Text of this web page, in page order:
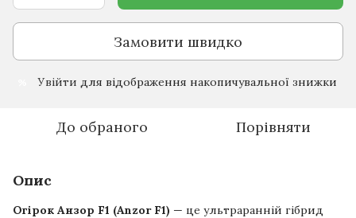
Замовити швидко
Увійти для відображення накопичувальної знижки
До обраного Порівняти
Опис
Огірок Анзор F1 (Anzor F1) — це ультраранній гібрид